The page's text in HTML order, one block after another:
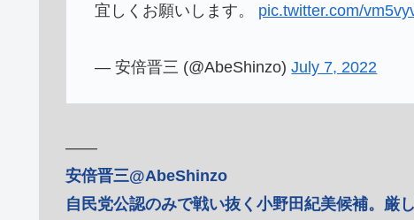
宜しくお願いします。 pic.twitter.com/
— 安倍晋三 (@AbeShinzo)July 7, 2022
――
安倍晋三@AbeShinzo
自民党公認のみで戦い抜く小野田紀美候補。厳